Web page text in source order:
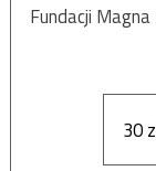
Fundacji
30